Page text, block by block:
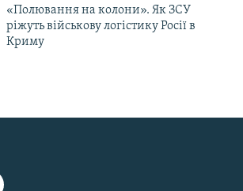
«Полювання на колони». Як ЗСУ
ріжуть військову логістику Росії в
Криму